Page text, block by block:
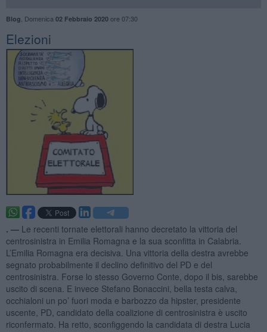
Blog Domenica 02 Febbraio 2020ore 07:30
Elezioni
. — Le recenti tornate elettorali hanno decretato la vittoria del
centrosinistra in Emilia Romagna e la sua sconfitta in Calabria.
L’Emilia Romagna era decisiva. Una vittoria della destra avrebbe
segnato probabilmente il declino definitivo del PD e del
centrosinistra. Forse lo stesso Governo Conte, dopo il bis, sarebbe
uscito di scena. E invece Stefano Bonaccini, bella testa calva,
occhialoni un po’ fuori moda e barbozzo da hipster, presidente
uscente, PD, candidato della coalizione di centrosinistra è uscito
riconfermato. Ha retto, sconfiggendo la candidata di destra Lucia